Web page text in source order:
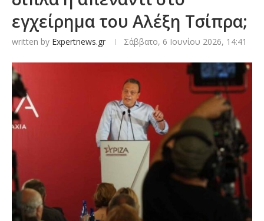
εγχείρημα του Αλέξη Τσίπρα;
written by Expertnews.gr Σάββατο, 6 Ιουνίου 2026, 14:41